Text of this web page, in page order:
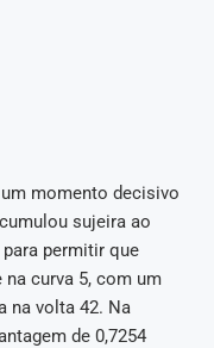
momento decisivo
sujeira ao
permitir que
na curva 5, com um
na volta 42. Na
de 0,7254